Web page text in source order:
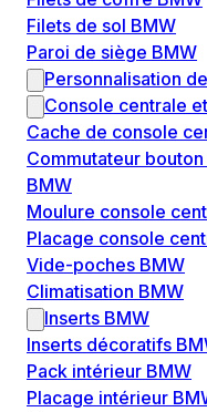
Filets de sol BMW
Paroi de siège BMW
Personnalisation
Console centrale
Cache de console
Commutateur
BMW
Moulure console
Placage console
Vide-poches BMW
Climatisation BMW
Inserts BMW
Inserts décoratifs
Pack intérieur BMW
Placage intérieur